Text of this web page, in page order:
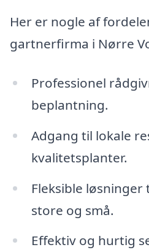
Her er nogle af
gartnerfirma i Nørre
Professionel
beplantning.
Adgang til lokale
kvalitetsplanter.
Fleksible løsninger
store og små.
Effektiv og hurtig